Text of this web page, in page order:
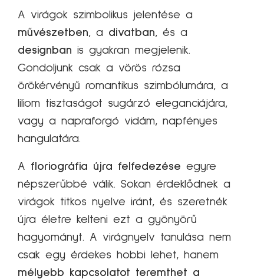
A virágok szimbolikus jelentése a
művészetben, a divatban, és a
designban is gyakran megjelenik.
Gondoljunk csak a vörös rózsa
örökérvényű romantikus szimbólumára, a
liliom tisztaságot sugárzó eleganciájára,
vagy a napraforgó vidám, napfényes
hangulatára.
A floriográfia újra felfedezése egyre
népszerűbbé válik. Sokan érdeklődnek a
virágok titkos nyelve iránt, és szeretnék
újra életre kelteni ezt a gyönyörű
hagyományt. A virágnyelv tanulása nem
csak egy érdekes hobbi lehet, hanem
mélyebb kapcsolatot teremthet a